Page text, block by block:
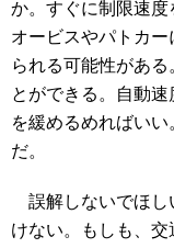
か。すぐに制限速度
オービスやパトカ
られる可能性があ
とができる。自動
を緩めるめればい
だ。
誤解しないでほし
けない。もしも、